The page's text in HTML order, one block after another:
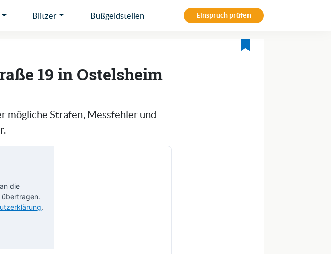
Blitzer Bußgeldstellen Einspruch prüfen
19 in Ostelsheim
mögliche Strafen, Messfehler und
die
übertragen.
.